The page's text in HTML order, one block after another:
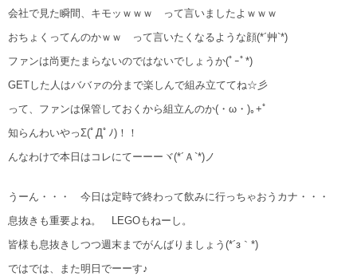
会社で見た瞬間、キモッｗｗｗ って言いましたよｗｗｗ
おちょくってんのかｗｗ って言いたくなるような顔(*´艸`*)
ファンは尚更たまらないのではないでしょうか(ﾟｰﾟ*)
GETした人はババァの分まで楽しんで組み立ててね☆彡
って、ファンは保管しておくから組立んのか(・ω・)｡+ﾟ
知らんわいやっΣ(ﾟДﾟﾉ)！！
んなわけで本日はコレにてーーーヾ(*´Ａ`*)ノ
うーん・・・ 今日は定時で終わって飲みに行っちゃおうカナ・・・
息抜きも重要よね。 LEGOもねーし。
皆様も息抜きしつつ週末までがんばりましょう(*´з｀*)
ではでは、また明日でーーす♪